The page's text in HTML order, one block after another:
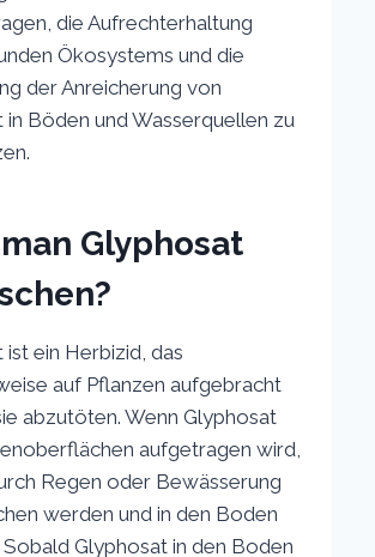
die Aufrechterhaltung
Ökosystems und die
der Anreicherung von
in Böden und Wasserquellen zu
Glyphosat
ist ein Herbizid, das
auf Pflanzen aufgebracht
abzutöten. Wenn Glyphosat
aufgetragen wird,
Regen oder Bewässerung
werden und in den Boden
Glyphosat in den Boden